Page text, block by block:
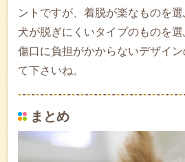
ントですが、着脱が楽なものを選
犬が脱ぎにくいタイプのものを選
傷口に負担がかからないデザイ
て下さいね。
まとめ